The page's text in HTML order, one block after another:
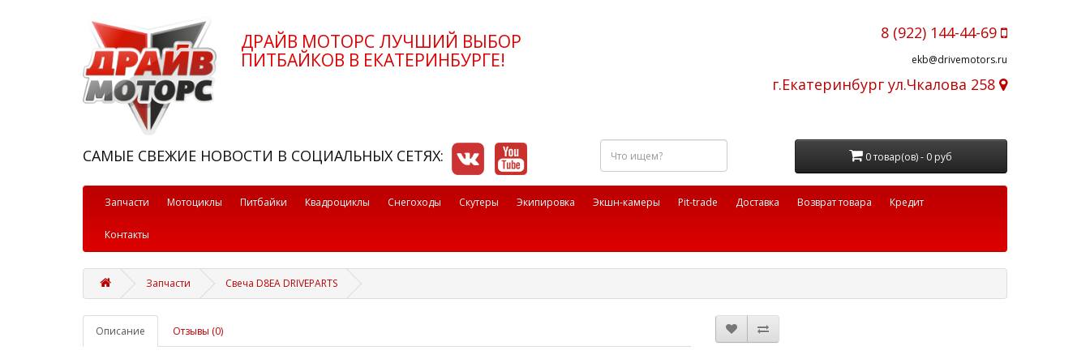
ДРАЙВ МОТОРС ЛУЧШИЙ ВЫБОР
ПИТБАЙКОВ В ЕКАТЕРИНБУРГЕ!
8 (922) 144-44-69
ekb@drivemotors.ru
г.Екатеринбург ул.Чкалова 258
САМЫЕ СВЕЖИЕ НОВОСТИ В СОЦИАЛЬНЫХ СЕТЯХ:
Что
ищем?
0 товар(ов) - 0 руб
Запчасти Мотоциклы Питбайки Квадроциклы Снегоходы Скутеры Экипировка Экшн-камеры Pit-trade Доставка Возврат товара Кредит
Контакты
Запчасти Свеча D8EA DRIVEPARTS
Описание Отзывы (0)